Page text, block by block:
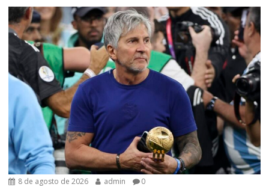
8 de agosto de 2026 admin 0